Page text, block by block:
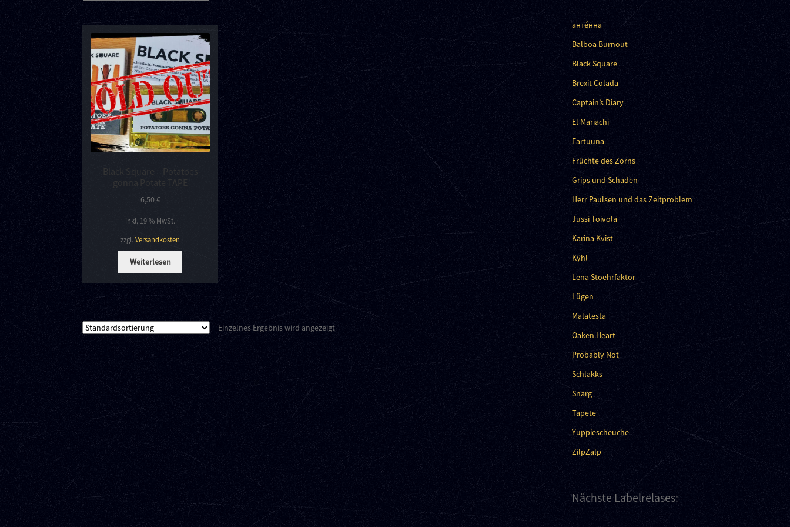
Black Square – Potatoes
gonna Potate TAPE
6,50€
inkl. 19 % MwSt.
zzgl.Versandkosten
Weiterlesen
Einzelnes Ergebnis wird angezeigt
анте́нна
Balboa Burnout
Black Square
Brexit Colada
Captain’s Diary
El Mariachi
Fartuuna
Früchte des Zorns
Grips und Schaden
Herr Paulsen und das Zeitproblem
Jussi Toivola
Karina Kvist
Kÿhl
Lena Stoehrfaktor
Lügen
Malatesta
Oaken Heart
Probably Not
Schlakks
Snarg
Tapete
Yuppiescheuche
ZilpZalp
Nächste Labelrelases: